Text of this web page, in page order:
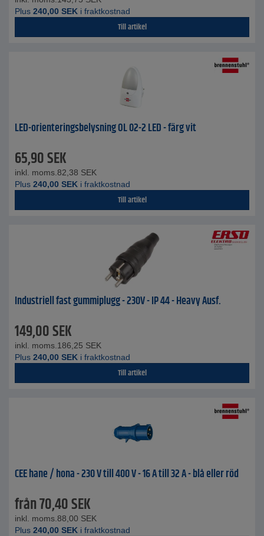
Plus 240,00 SEK i fraktkostnad
Till artikel
LED-orienteringsbelysning OL 02-2 LED - färg vit
65,90SEK
inkl. moms. 82,38 SEK
Plus 240,00 SEK i fraktkostnad
Till artikel
Industriell fast gummiplugg - 230V - IP 44 - Heavy Ausf.
149,00SEK
inkl. moms. 186,25 SEK
Plus 240,00 SEK i fraktkostnad
Till artikel
CEE hane / hona - 230 V till 400 V - 16 A till 32 A - blå eller röd
från70,40SEK
inkl. moms. 88,00 SEK
Plus 240,00 SEK i fraktkostnad